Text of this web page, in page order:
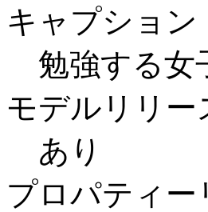
キャプション
勉強する女
モデルリリー
あり
プロパティー